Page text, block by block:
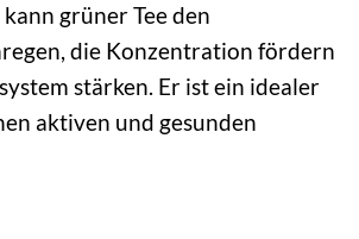
grüner Tee den
die Konzentration fördern
stärken. Er ist ein idealer
aktiven und gesunden